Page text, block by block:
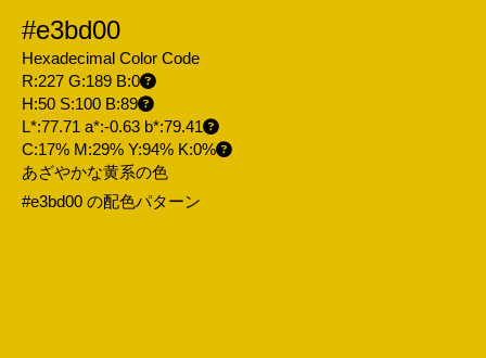
#e3bd00
Hexadecimal Color Code
R:227 G:189 B:0
H:50 S:100 B:89
L*:77.71 a*:-0.63 b*:79.41
C:17% M:29% Y:94% K:0%
あざやかな黄系の色
#e3bd00 の配色パターン